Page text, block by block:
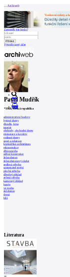
Archiweb
Zapoměli jste heslo?
Vytvořit nový účet
Zprávy
Architekti
Stavby
Katalog
E-shop
Burza práce
165
en
0
Pavel Mudřík
*1960, Česká republika
administrativní budovy
bytové domy
divadla, kina
interiér
obchody, obchodní domy
restaurace a kavárny
rodinné domy
sport a rekreace
krajinářská architektura
rekonstrukce
dřevostavba
zděná konstrukce
železobeton
železobetonový skelet
sedlová střecha
samostatně stojící
plochá střecha
dřevěný obklad
zelená střecha
kamenný obklad
bazén
ve svahu
sklobeton
černá
bílá
Literatura